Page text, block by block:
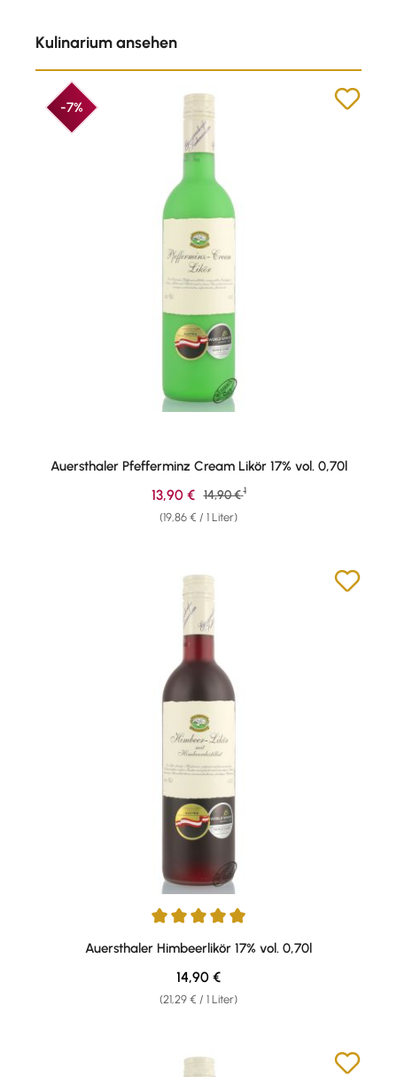
Kulinarium ansehen
-7%
Auersthaler Pfefferminz Cream Likör 17% vol. 0,70l
(19,86 € / 1 Liter)
Verkaufspreis:
13,90 € Regulärer Preis:
14,90 € 1
Durchschnittliche Bewertung von 4.94 von 5 Sternen
Auersthaler Himbeerlikör 17% vol. 0,70l
(21,29 € / 1 Liter)
Regulärer Preis:
14,90 €